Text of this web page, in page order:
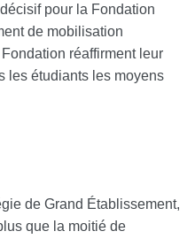
pour la Fondation
de mobilisation
réaffirment leur
les étudiants les moyens
de Grand Établissement,
que la moitié de